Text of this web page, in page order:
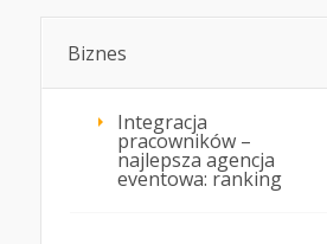
Biznes
Integracja
pracowników –
najlepsza agencja
eventowa: ranking